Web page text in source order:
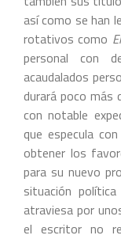
así como se han
rotativos como
personal con
acaudalados
durará poco más
con notable
que especula
obtener los
para su nuevo
situación
atraviesa por
el escritor no